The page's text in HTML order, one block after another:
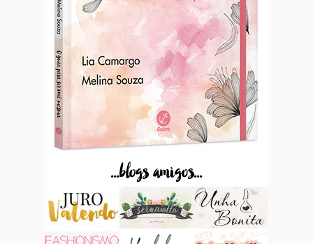
...blogs amigos...